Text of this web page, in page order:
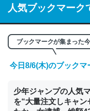
/064121
─GPTの仕組みと限界に
くらい。小説でいう「
ど、短期記憶というに
人気ブックマーク
ブックマークが集まった
今日8/6(木)のブックマ
少年ジャンプの人気
を“大量注文しキャン